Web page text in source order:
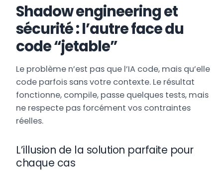
Shadow engineering et
sécurité : l’autre face du
code “jetable”
Le problème n’est pas que l’IA code, mais qu’elle
code parfois sans votre contexte. Le résultat
fonctionne, compile, passe quelques tests, mais
ne respecte pas forcément vos contraintes
réelles.
L’illusion de la solution parfaite pour
chaque cas